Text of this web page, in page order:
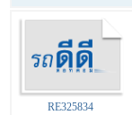
RE325834